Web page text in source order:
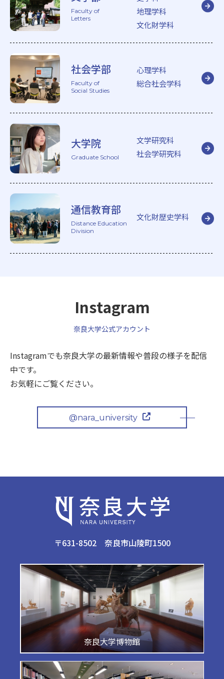
Faculty of
Letters
地理学科
文化財学科
社会学部
Faculty of
Social Studies
心理学科
総合社会学科
大学院
Graduate School
文学研究科
社会学研究科
通信教育部
Distance Education
Division
文化財歴史学科
Instagram
奈良大学公式アカウント
Instagramでも奈良大学の最新情報や普段の様子を配信
中です。
お気軽にご覧ください。
@nara_university
〒631-8502 奈良市山陵町1500
奈良大学博物館